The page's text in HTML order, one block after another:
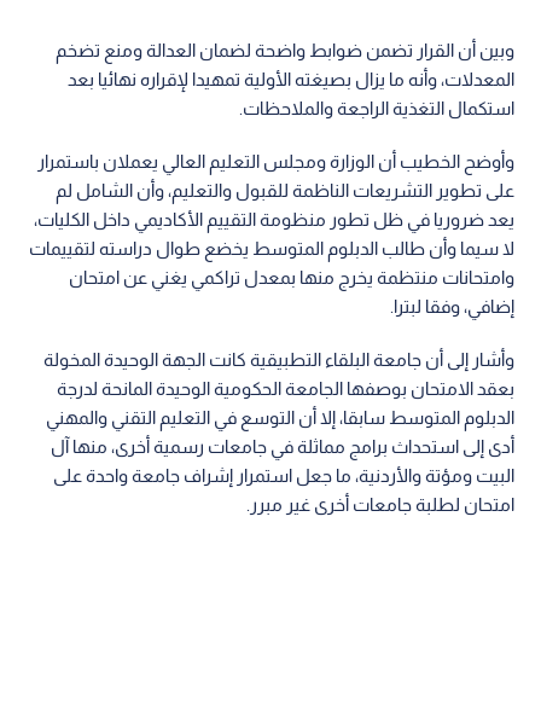
وبين أن القرار تضمن ضوابط واضحة لضمان العدالة ومنع تضخم
المعدلات، وأنه ما يزال بصيغته الأولية تمهيدا لإقراره نهائيا بعد
استكمال التغذية الراجعة والملاحظات.
وأوضح الخطيب أن الوزارة ومجلس التعليم العالي يعملان باستمرار
على تطوير التشريعات الناظمة للقبول والتعليم، وأن الشامل لم
يعد ضروريا في ظل تطور منظومة التقييم الأكاديمي داخل الكليات،
لا سيما وأن طالب الدبلوم المتوسط يخضع طوال دراسته لتقييمات
وامتحانات منتظمة يخرج منها بمعدل تراكمي يغني عن امتحان
إضافي، وفقا لبترا.
وأشار إلى أن جامعة البلقاء التطبيقية كانت الجهة الوحيدة المخولة
بعقد الامتحان بوصفها الجامعة الحكومية الوحيدة المانحة لدرجة
الدبلوم المتوسط سابقا، إلا أن التوسع في التعليم التقني والمهني
أدى إلى استحداث برامج مماثلة في جامعات رسمية أخرى، منها آل
البيت ومؤتة والأردنية، ما جعل استمرار إشراف جامعة واحدة على
امتحان لطلبة جامعات أخرى غير مبرر.